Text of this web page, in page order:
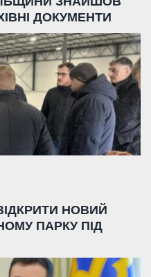
ДОКУМЕНТИ
НОВИЙ
ПАРКУ ПІД